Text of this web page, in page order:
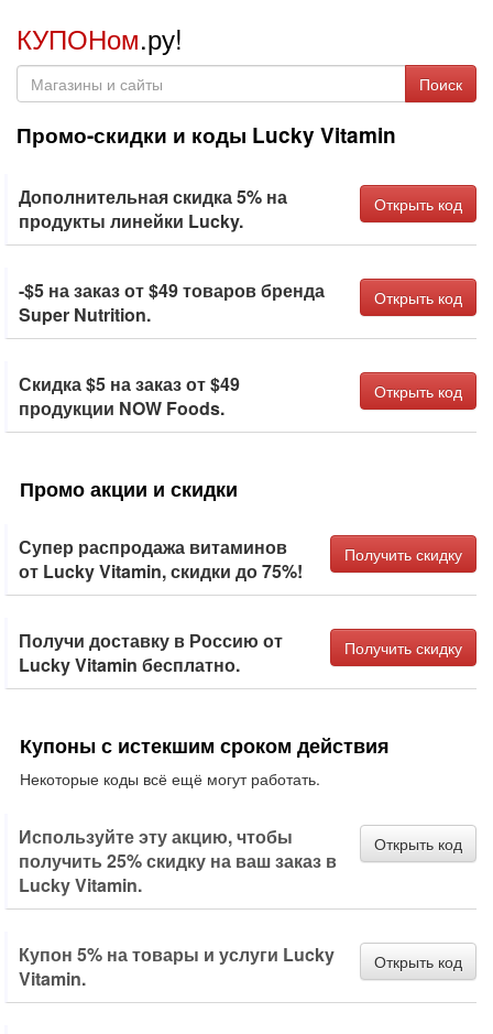
КУПОНом.ру!
Поиск
Промо-скидки и коды Lucky Vitamin
Дополнительная скидка 5% на
продукты линейки Lucky.
Открыть код
-$5 на заказ от $49 товаров бренда
Super Nutrition.
Открыть код
Скидка $5 на заказ от $49
продукции NOW Foods.
Открыть код
Промо акции и скидки
Супер распродажа витаминов
от Lucky Vitamin, скидки до 75%!
Получить скидку
Получи доставку в Россию от
Lucky Vitamin бесплатно.
Получить скидку
Купоны с истекшим сроком действия
Некоторые коды всё ещё могут работать.
Используйте эту акцию, чтобы
получить 25% скидку на ваш заказ в
Lucky Vitamin.
Открыть код
Купон 5% на товары и услуги Lucky
Vitamin.
Открыть код